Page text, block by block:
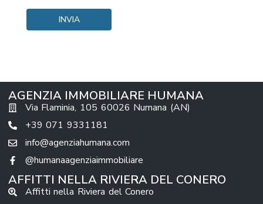
AGENZIA IMMOBILIARE HUMANA
Via Flaminia, 105 60026 Numana (AN)
+39 071 9331181
info@agenziahumana.com
@humanaagenziaimmobiliare
AFFITTI NELLA RIVIERA DEL CONERO
Affitti nella Riviera del Conero